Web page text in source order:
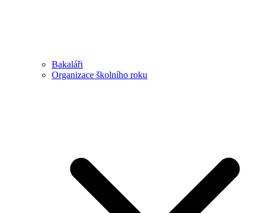
Bakaláři
Organizace školního roku